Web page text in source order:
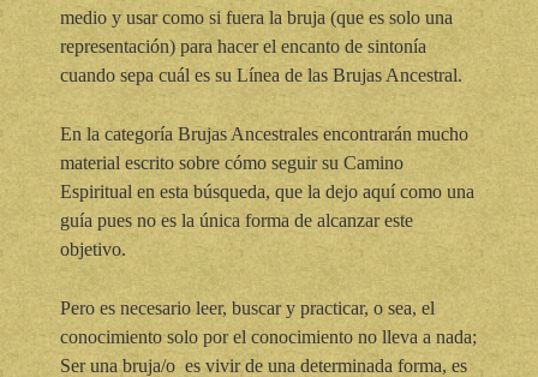
medio y usar como si fuera la bruja (que es solo una
representación) para hacer el encanto de sintonía
cuando sepa cuál es su Línea de las Brujas Ancestral.
En la categoría Brujas Ancestrales encontrarán mucho
material escrito sobre cómo seguir su Camino
Espiritual en esta búsqueda, que la dejo aquí como una
guía pues no es la única forma de alcanzar este
objetivo.
Pero es necesario leer, buscar y practicar, o sea, el
conocimiento solo por el conocimiento no lleva a nada;
Ser una bruja/o es vivir de una determinada forma, es